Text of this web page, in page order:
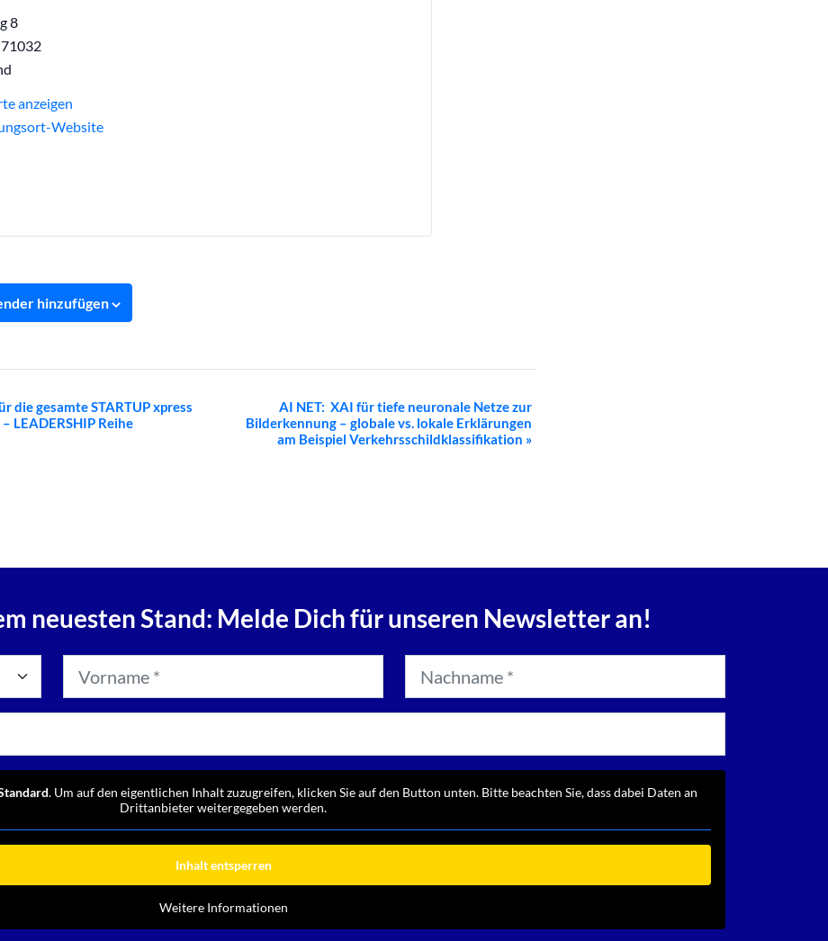
8
71032
anzeigen
Website
hinzufügen
die gesamte STARTUP xpress
LEADERSHIP Reihe
AI NET: XAI für tiefe neuronale Netze zur
Bilderkennung – globale vs. lokale Erklärungen
am Beispiel Verkehrsschildklassifikation »
neuesten Stand: Melde Dich für unseren Newsletter an!
. Um auf den eigentlichen Inhalt zuzugreifen, klicken Sie auf den Button unten. Bitte beachten Sie, dass dabei Daten an
Drittanbieter weitergegeben werden.
Inhalt entsperren
Weitere Informationen